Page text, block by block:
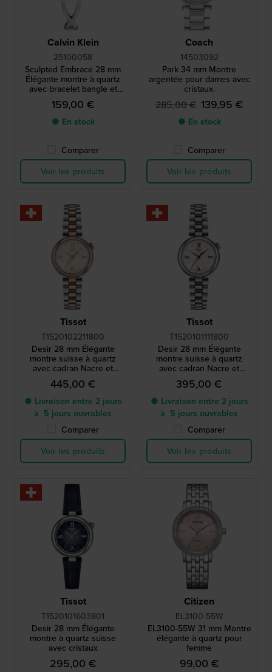
Calvin Klein
25100058
Sculpted Embrace 28 mm
Élégante montre à quartz
avec bracelet bangle et
index en cristal
159,00 €
● En stock
Comparer
Voir les produits
Coach
14503092
Park 34 mm Montre
argentée pour dames avec
cristaux.
285,00 € 139,95 €
● En stock
Comparer
Voir les produits
Tissot
T1520102211800
Desir 28 mm Élégante
montre suisse à quartz
avec cadran Nacre et
cristaux
445,00 €
● Livraison entre 2 jours
à 5 jours ouvrables
Comparer
Voir les produits
Tissot
T1520101111800
Desir 28 mm Élégante
montre suisse à quartz
avec cadran Nacre et
cristaux
395,00 €
● Livraison entre 2 jours
à 5 jours ouvrables
Comparer
Voir les produits
Tissot
T1520101603801
Desir 28 mm Élégante
montre à quartz suisse
avec cristaux
295,00 €
Citizen
EL3100-55W
EL3100-55W 31 mm Montre
élégante à quartz pour
femme
99,00 €